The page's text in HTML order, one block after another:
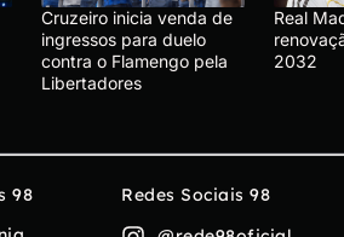
Cruzeiro inicia venda de
ingressos para duelo
contra o Flamengo pela
Libertadores
Real
2032
98
Redes Sociais 98